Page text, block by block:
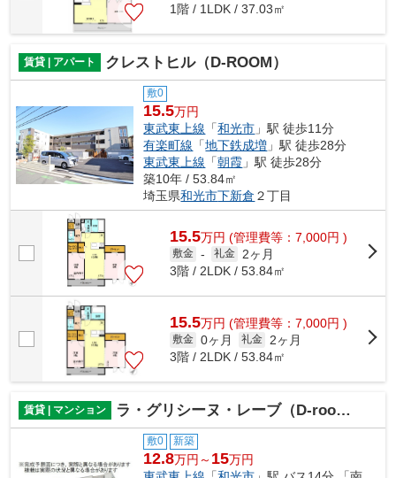
1階 / 1LDK / 37.03㎡
賃貸 | アパート クレストヒル（D-ROOM）
敷0
15.5万円
東武東上線 「和光市 」駅 徒歩11分
有楽町線 「地下鉄成増 」駅 徒歩28分
東武東上線 「朝霞 」駅 徒歩28分
築10年 / 53.84㎡
埼玉県和光市下新倉 ２丁目
15.5万円 (管理費等：7,000円 )
敷金 - 礼金
2ヶ月
3階 / 2LDK / 53.84㎡
15.5万円 (管理費等：7,000円 )
敷金 0ヶ月 礼金
2ヶ月
3階 / 2LDK / 53.84㎡
賃貸 | マンション ラ・グリシーヌ・レーブ（D-room）
敷0 新築
12.8万円～ 15万円